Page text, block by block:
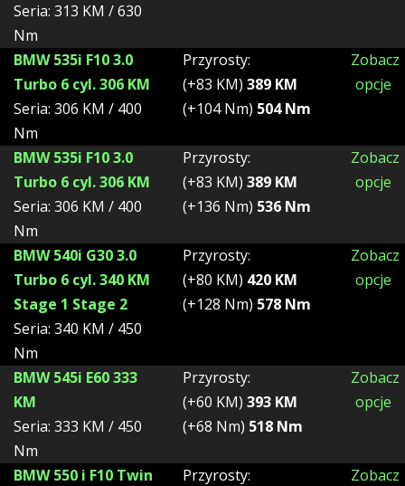
Seria: 313 KM / 630
Nm
BMW 535i F10 3.0
Turbo 6 cyl. 306 KM
Seria: 306 KM / 400
Nm
Przyrosty:
(+83 KM) 389 KM
(+104 Nm) 504 Nm
Zobacz
opcje
BMW 535i F10 3.0
Turbo 6 cyl. 306 KM
Seria: 306 KM / 400
Nm
Przyrosty:
(+83 KM) 389 KM
(+136 Nm) 536 Nm
Zobacz
opcje
BMW 540i G30 3.0
Turbo 6 cyl. 340 KM
Stage 1 Stage 2
Seria: 340 KM / 450
Nm
Przyrosty:
(+80 KM) 420 KM
(+128 Nm) 578 Nm
Zobacz
opcje
BMW 545i E60 333
KM
Seria: 333 KM / 450
Nm
Przyrosty:
(+60 KM) 393 KM
(+68 Nm) 518 Nm
Zobacz
opcje
BMW 550 i F10 Twin
Przyrosty:
Zobacz